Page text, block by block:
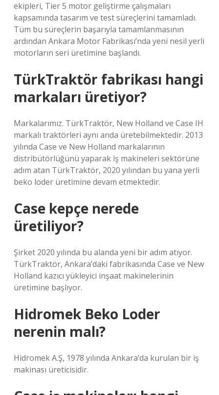
ekipleri, Tier 5 motor geliştirme çalışmaları
kapsamında tasarım ve test süreçlerini tamamladı.
Tüm bu süreçlerin başarıyla tamamlanmasının
ardından Ankara Motor Fabrikası’nda yeni nesil yerli
motorların seri üretimine başlandı.
TürkTraktör fabrikası hangi
markaları üretiyor?
Markalarımız. TürkTraktör, New Holland ve Case IH
markalı traktörleri aynı anda üretebilmektedir. 2013
yılında Case ve New Holland markalarının
distribütörlüğünü yaparak iş makineleri sektörüne
adım atan TürkTraktör, 2020 yılından bu yana yerli
beko loder üretimine devam etmektedir.
Case kepçe nerede
üretiliyor?
Şirket 2020 yılında bu alanda yeni bir adım atıyor.
TürkTraktör, Ankara’daki fabrikasında Case ve New
Holland kazıcı yükleyici inşaat makinelerinin
üretimine başlıyor.
Hidromek Beko Loder
nerenin malı?
Hidromek A.Ş, 1978 yılında Ankara’da kurulan bir iş
makinası üreticisidir.